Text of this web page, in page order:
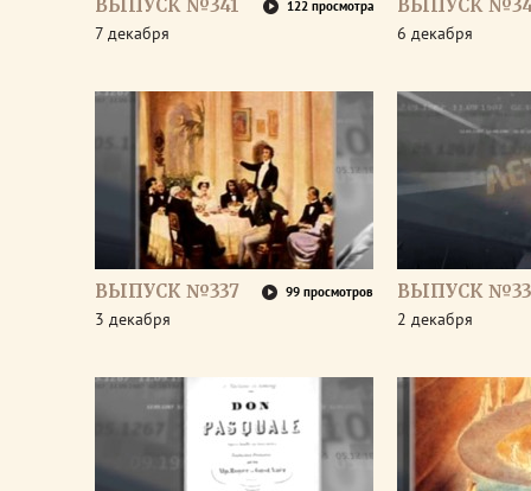
ВЫПУСК №341 122 просмотра
7 декабря
ВЫПУСК
6 декабря
ВЫПУСК №337 99 просмотров
3 декабря
ВЫПУСК
2 декабря